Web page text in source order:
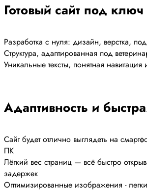
Готовый сайт под ключ
Разработка с нуля: дизайн, верстка,
Структура, адаптированная под
Уникальные тексты, понятная
Адаптивность и
Сайт будет отлично выглядеть на
ПК
Лёгкий вес страниц — всё быстро
задержек
Оптимизированные изображения -